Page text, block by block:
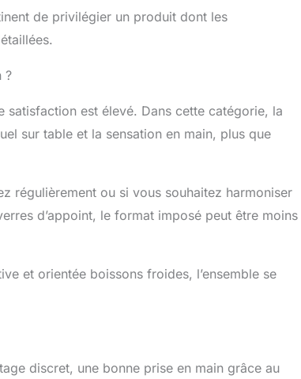
de privilégier un produit dont les
?
satisfaction est élevé. Dans cette catégorie, la
sur table et la sensation en main, plus que
régulièrement ou si vous souhaitez harmoniser
d’appoint, le format imposé peut être moins
et orientée boissons froides, l’ensemble se
discret, une bonne prise en main grâce au